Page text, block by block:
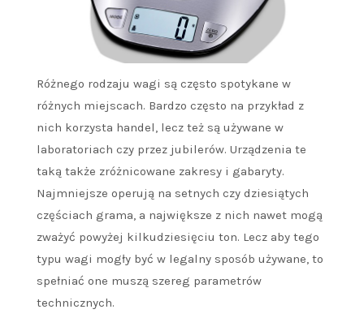
Różnego rodzaju wagi są często spotykane w
różnych miejscach. Bardzo często na przykład z
nich korzysta handel, lecz też są używane w
laboratoriach czy przez jubilerów. Urządzenia te
taką także zróżnicowane zakresy i gabaryty.
Najmniejsze operują na setnych czy dziesiątych
częściach grama, a największe z nich nawet mogą
zważyć powyżej kilkudziesięciu ton. Lecz aby tego
typu wagi mogły być w legalny sposób używane, to
spełniać one muszą szereg parametrów
technicznych.